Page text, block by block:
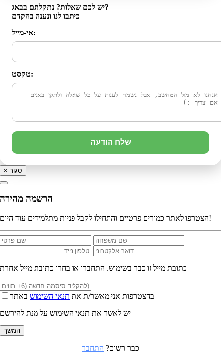
יש לכם שאלות? נתקלתם בבאג?
כיתבו לנו ונענה בהקדם
אי-מייל:
טקסט:
שלח הודעה
× סגור
הרשמה מהירה
הצטרפו לאתר כמורים פרטיים והתחילו לקבל פניות מתלמידים עוד היום!
כתובת מייל זו כבר בשימוש. התחברו או בחרו כתובת מייל אחרת
בהצטרפות אני מאשר/ת את תנאי השימוש באתר
יש לאשר את תנאי השימוש על מנת להירשם
המשך
כבר רשום? התחבר